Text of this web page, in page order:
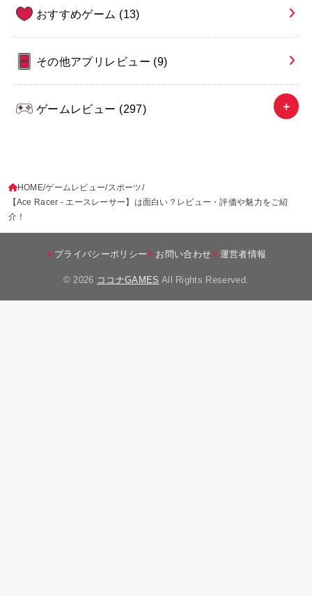
おすすめゲーム (13)
その他アプリレビュー (9)
ゲームレビュー (297)
HOME ゲームレビュー スポーツ
【Ace Racer - エースレーサー】は面白い？レビュー・評価や魅力をご紹
介！
プライバシーポリシー お問い合わせ 運営者情報
© 2026 ココナGAMES All Rights Reserved.